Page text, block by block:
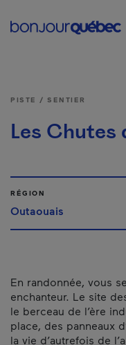
PISTE / SENTIER
Les Chutes
RÉGION
Outaouais
En randonnée, vous
enchanteur. Le site
le berceau de l’ère
place, des panneaux
la vie d’autrefois de